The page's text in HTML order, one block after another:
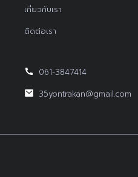
เกี่ยวกับเรา
ติดต่อเรา
061-3847414
35yontrakan@gmail.com